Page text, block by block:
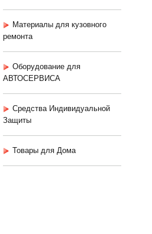
Материалы для кузовного
ремонта
Оборудование для
АВТОСЕРВИСА
Средства Индивидуальной
Защиты
Товары для Дома